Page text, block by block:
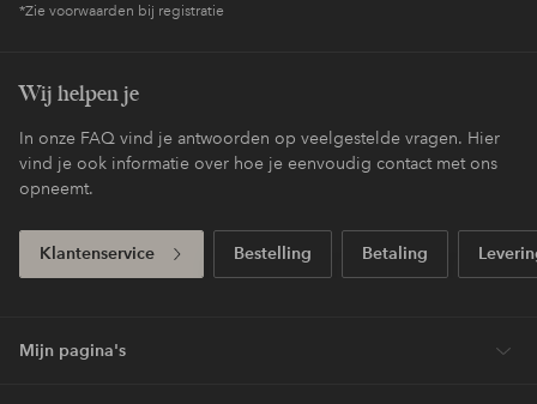
*Zie voorwaarden bij registratie
Wij helpen je
In onze FAQ vind je antwoorden op veelgestelde vragen. Hier
vind je ook informatie over hoe je eenvoudig contact met ons
opneemt.
Klantenservice Bestelling Betaling
Mijn pagina's